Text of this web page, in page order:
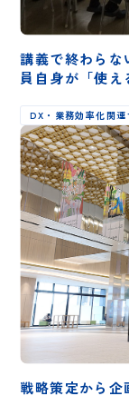
講義で終わら
員自身が「使
DX・業務効率化関連
戦略策定から